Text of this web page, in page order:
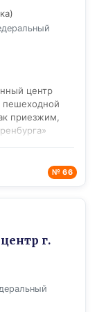
где
центр
пешеходной
приезжим,
книг,
городе и
по
в
для
курс»
части
№ 66
г.